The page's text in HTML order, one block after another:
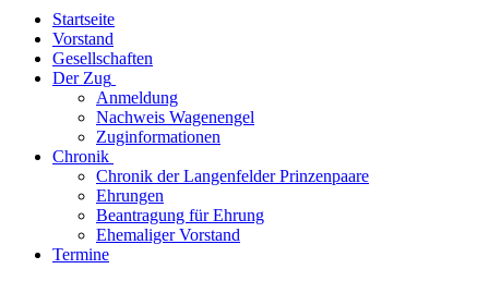
Startseite
Vorstand
Gesellschaften
Der Zug
Anmeldung
Nachweis Wagenengel
Zuginformationen
Chronik
Chronik der Langenfelder Prinzenpaare
Ehrungen
Beantragung für Ehrung
Ehemaliger Vorstand
Termine